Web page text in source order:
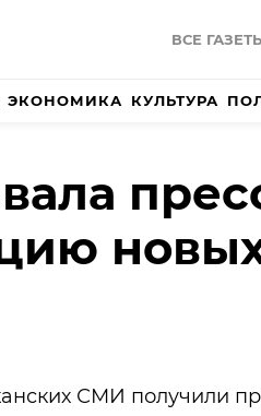
ВСЕ
ЭКОНОМИКА КУЛЬТУРА
СМИ получили